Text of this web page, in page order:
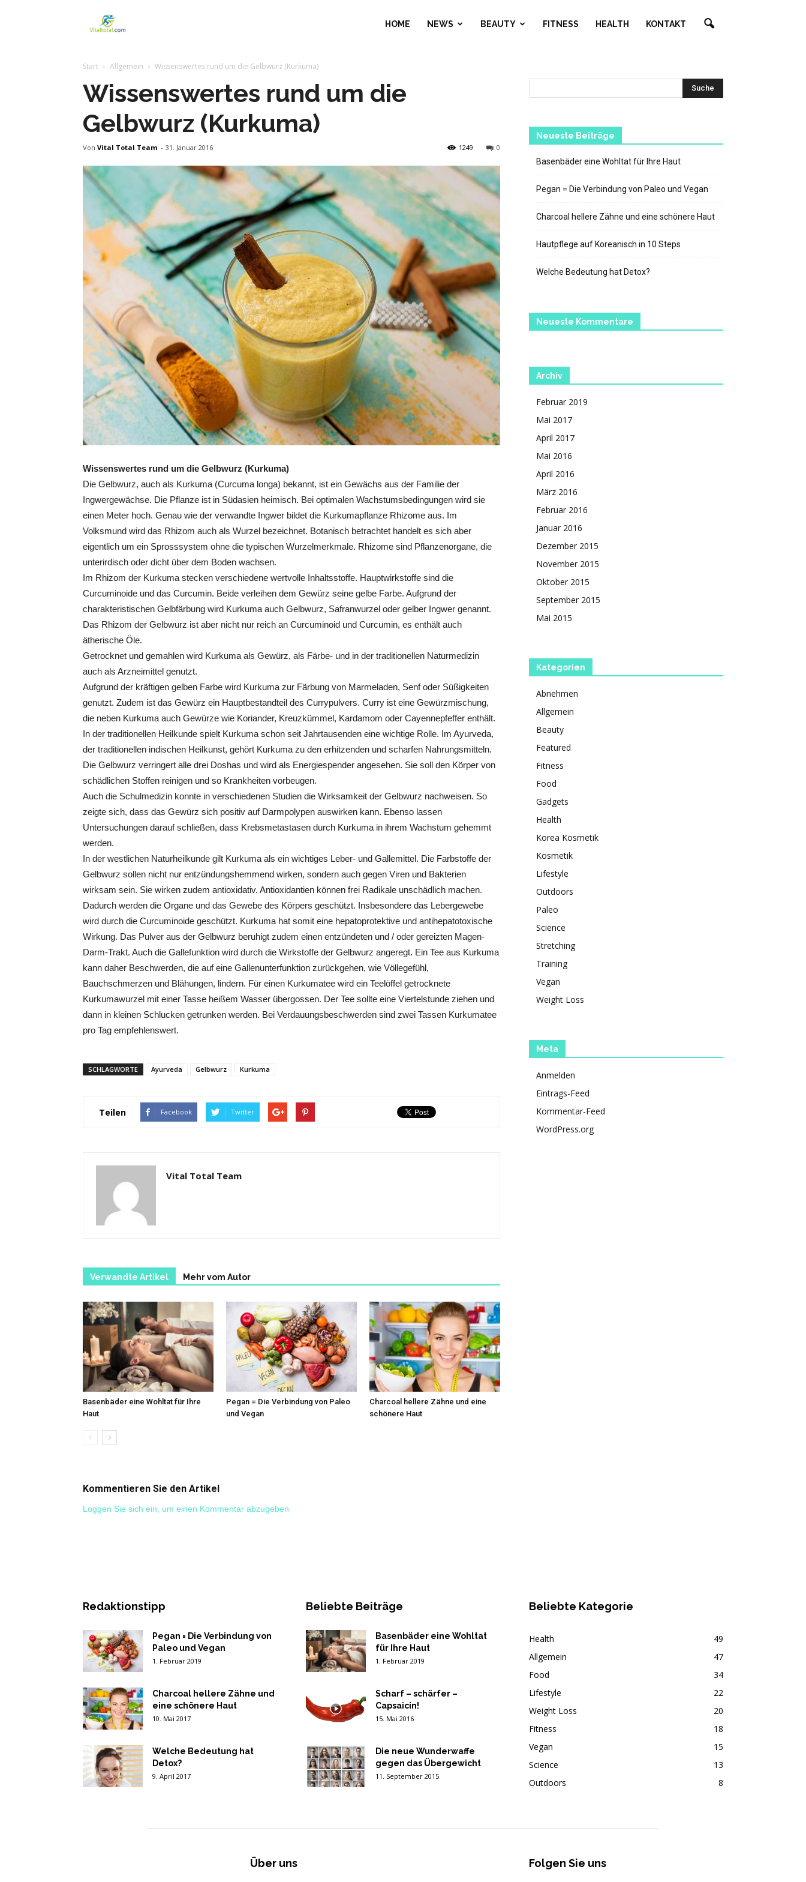
HOME NEWS BEAUTY FITNESS HEALTH KONTAKT
Start Allgemein Wissenswertes rund um die Gelbwurz (Kurkuma)
Wissenswertes rund um die
Gelbwurz (Kurkuma)
Von Vital Total Team - 31. Januar 2016 0
1249
Wissenswertes rund um die Gelbwurz (Kurkuma)
Die Gelbwurz, auch als Kurkuma (Curcuma longa) bekannt, ist ein Gewächs aus der Familie der
Ingwergewächse. Die Pflanze ist in Südasien heimisch. Bei optimalen Wachstumsbedingungen wird sie
einen Meter hoch. Genau wie der verwandte Ingwer bildet die Kurkumapflanze Rhizome aus. Im
Volksmund wird das Rhizom auch als Wurzel bezeichnet. Botanisch betrachtet handelt es sich aber
eigentlich um ein Sprosssystem ohne die typischen Wurzelmerkmale. Rhizome sind Pflanzenorgane, die
unterirdisch oder dicht über dem Boden wachsen.
Im Rhizom der Kurkuma stecken verschiedene wertvolle Inhaltsstoffe. Hauptwirkstoffe sind die
Curcuminoide und das Curcumin. Beide verleihen dem Gewürz seine gelbe Farbe. Aufgrund der
charakteristischen Gelbfärbung wird Kurkuma auch Gelbwurz, Safranwurzel oder gelber Ingwer genannt.
Das Rhizom der Gelbwurz ist aber nicht nur reich an Curcuminoid und Curcumin, es enthält auch
ätherische Öle.
Getrocknet und gemahlen wird Kurkuma als Gewürz, als Färbe- und in der traditionellen Naturmedizin
auch als Arzneimittel genutzt.
Aufgrund der kräftigen gelben Farbe wird Kurkuma zur Färbung von Marmeladen, Senf oder Süßigkeiten
genutzt. Zudem ist das Gewürz ein Hauptbestandteil des Currypulvers. Curry ist eine Gewürzmischung,
die neben Kurkuma auch Gewürze wie Koriander, Kreuzkümmel, Kardamom oder Cayennepfeffer enthält.
In der traditionellen Heilkunde spielt Kurkuma schon seit Jahrtausenden eine wichtige Rolle. Im Ayurveda,
der traditionellen indischen Heilkunst, gehört Kurkuma zu den erhitzenden und scharfen Nahrungsmitteln.
Die Gelbwurz verringert alle drei Doshas und wird als Energiespender angesehen. Sie soll den Körper von
schädlichen Stoffen reinigen und so Krankheiten vorbeugen.
Auch die Schulmedizin konnte in verschiedenen Studien die Wirksamkeit der Gelbwurz nachweisen. So
zeigte sich, dass das Gewürz sich positiv auf Darmpolypen auswirken kann. Ebenso lassen
Untersuchungen darauf schließen, dass Krebsmetastasen durch Kurkuma in ihrem Wachstum gehemmt
werden.
In der westlichen Naturheilkunde gilt Kurkuma als ein wichtiges Leber- und Gallemittel. Die Farbstoffe der
Gelbwurz sollen nicht nur entzündungshemmend wirken, sondern auch gegen Viren und Bakterien
wirksam sein. Sie wirken zudem antioxidativ. Antioxidantien können frei Radikale unschädlich machen.
Dadurch werden die Organe und das Gewebe des Körpers geschützt. Insbesondere das Lebergewebe
wird durch die Curcuminoide geschützt. Kurkuma hat somit eine hepatoprotektive und antihepatotoxische
Wirkung. Das Pulver aus der Gelbwurz beruhigt zudem einen entzündeten und / oder gereizten Magen-
Darm-Trakt. Auch die Gallefunktion wird durch die Wirkstoffe der Gelbwurz angeregt. Ein Tee aus Kurkuma
kann daher Beschwerden, die auf eine Gallenunterfunktion zurückgehen, wie Völlegefühl,
Bauchschmerzen und Blähungen, lindern. Für einen Kurkumatee wird ein Teelöffel getrocknete
Kurkumawurzel mit einer Tasse heißem Wasser übergossen. Der Tee sollte eine Viertelstunde ziehen und
dann in kleinen Schlucken getrunken werden. Bei Verdauungsbeschwerden sind zwei Tassen Kurkumatee
pro Tag empfehlenswert.
SCHLAGWORTE Ayurveda Gelbwurz Kurkuma
Teilen Facebook Twitter
Vital Total Team
Verwandte Artikel Mehr vom Autor
Basenbäder eine Wohltat für Ihre
Haut
Pegan = Die Verbindung von Paleo
und Vegan
Charcoal hellere Zähne und eine
schönere Haut
Kommentieren Sie den Artikel
Loggen Sie sich ein, um einen Kommentar abzugeben
Neueste Beiträge
Basenbäder eine Wohltat für Ihre Haut
Pegan = Die Verbindung von Paleo und Vegan
Charcoal hellere Zähne und eine schönere Haut
Hautpflege auf Koreanisch in 10 Steps
Welche Bedeutung hat Detox?
Neueste Kommentare
Archiv
Februar 2019
Mai 2017
April 2017
Mai 2016
April 2016
März 2016
Februar 2016
Januar 2016
Dezember 2015
November 2015
Oktober 2015
September 2015
Mai 2015
Kategorien
Abnehmen
Allgemein
Beauty
Featured
Fitness
Food
Gadgets
Health
Korea Kosmetik
Kosmetik
Lifestyle
Outdoors
Paleo
Science
Stretching
Training
Vegan
Weight Loss
Meta
Anmelden
Eintrags-Feed
Kommentar-Feed
WordPress.org
Redaktionstipp
Pegan = Die Verbindung von
Paleo und Vegan
1. Februar 2019
Charcoal hellere Zähne und
eine schönere Haut
10. Mai 2017
Welche Bedeutung hat
Detox?
9. April 2017
Beliebte Beiträge
Basenbäder eine Wohltat
für Ihre Haut
1. Februar 2019
Scharf – schärfer –
Capsaicin!
15. Mai 2016
Die neue Wunderwaffe
gegen das Übergewicht
11. September 2015
Beliebte Kategorie
Health
49
Allgemein
47
Food
34
Lifestyle
22
Weight Loss
20
Fitness
18
Vegan
15
Science
13
Outdoors
8
Über uns Folgen Sie uns